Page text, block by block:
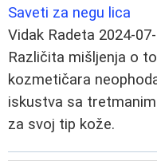
Saveti za negu lica
Vidak Radeta 2024-
Različita mišljenja o
kozmetičara
iskustva sa
za svoj tip kože.